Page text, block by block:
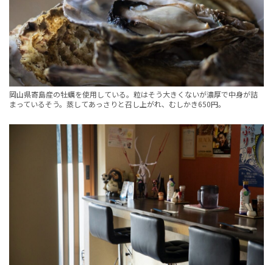
岡山県寄島産の牡蠣を使用している。粒はそう大きくないが濃厚で中身が詰
まっているそう。蒸してあっさりと召し上がれ、むしかき650円。